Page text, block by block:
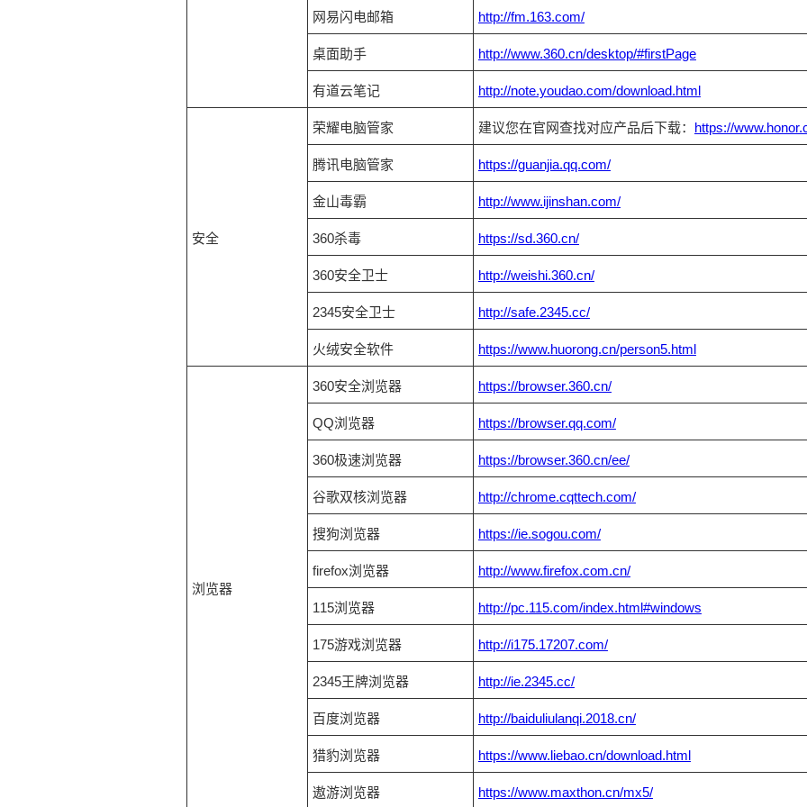
网易闪电邮箱 http://fm.163.com/
桌面助手 http://www.360.cn/desktop/#firstPage
有道云笔记 http://note.youdao.com/download.html
安全
荣耀电脑管家 建议您在官网查找对应产品后下载： https://
腾讯电脑管家 https://guanjia.qq.com/
金山毒霸 http://www.ijinshan.com/
360杀毒 https://sd.360.cn/
360安全卫士 http://weishi.360.cn/
2345安全卫士 http://safe.2345.cc/
火绒安全软件 https://www.huorong.cn/person5.html
浏览器
360安全浏览器 https://browser.360.cn/
QQ浏览器 https://browser.qq.com/
360极速浏览器 https://browser.360.cn/ee/
谷歌双核浏览器 http://chrome.cqttech.com/
搜狗浏览器 https://ie.sogou.com/
firefox浏览器 http://www.firefox.com.cn/
115浏览器 http://pc.115.com/index.html#windows
175游戏浏览器 http://i175.17207.com/
2345王牌浏览器 http://ie.2345.cc/
百度浏览器 http://baiduliulanqi.2018.cn/
猎豹浏览器 https://www.liebao.cn/download.html
遨游浏览器 https://www.maxthon.cn/mx5/